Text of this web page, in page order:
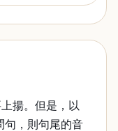
揚。但是，以
句，則句尾的音